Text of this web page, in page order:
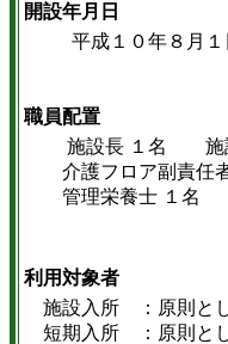
開設年月日
平成１０年８月１
職員配置
施設長 １名 施設
介護フロア副責
管理栄養士 １名
利用対象者
施設入所 ：原則とし
短期入所 ：原則とし